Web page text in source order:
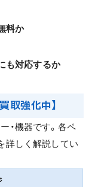
料か
も対応するか
取強化中】
・機器です。各ペ
詳しく解説してい